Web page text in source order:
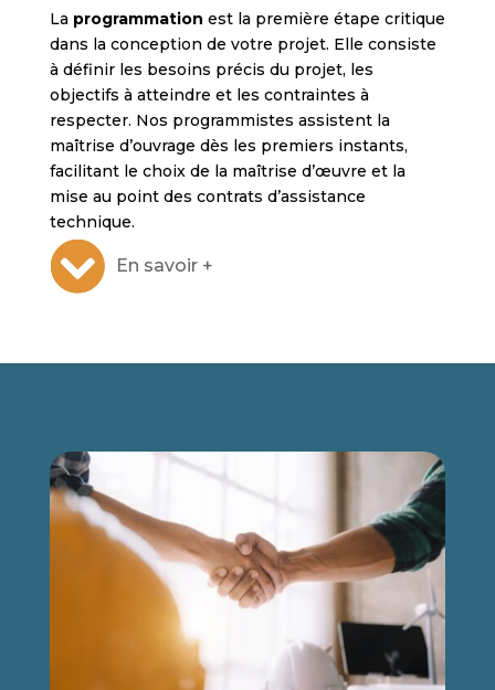
La programmation est la première étape critique
dans la conception de votre projet. Elle consiste
à définir les besoins précis du projet, les
objectifs à atteindre et les contraintes à
respecter. Nos programmistes assistent la
maîtrise d’ouvrage dès les premiers instants,
facilitant le choix de la maîtrise d’œuvre et la
mise au point des contrats d’assistance
technique.
En savoir +